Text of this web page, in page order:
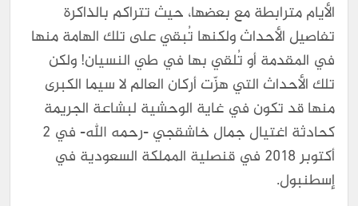
الأيام مترابطة مع بعضها، حيث تتراكم بالذاكرة
تفاصيل الأحداث ولكنها تُبقي على تلك الهامة منها
في المقدمة أو تُلقي بها في طي النسيان! ولكن
تلك الأحداث التي هزّت أركان العالم لا سيما الكبرى
منها قد تكون في غاية الوحشية لبشاعة الجريمة
كحادثة اغتيال جمال خاشقجي -رحمه الله- في 2
أكتوبر 2018 في قنصلية المملكة السعودية في
إسطنبول.